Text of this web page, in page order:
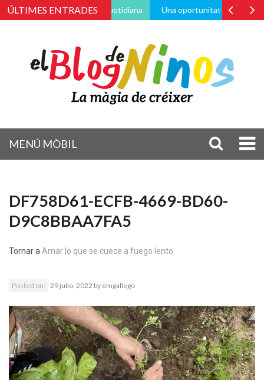
ÚLTIMES ENTRADES
través de la vida pràctica i quotidiana Una oportunitat de canvi
MENÚ MÒBIL
DF758D61-ECFB-4669-BD60-
D9C8BBAA7FA5
Tornar a Amar lo que se cuece a fuego lento
Posted on: 29 julio, 2022 by emgallego